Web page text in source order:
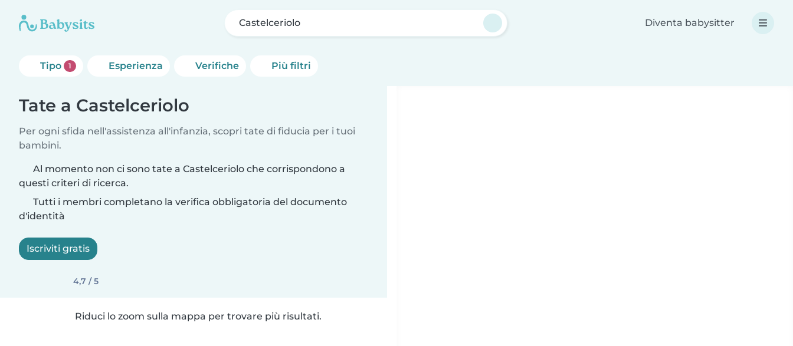
Castelceriolo Diventa babysitter
Tipo 1 Esperienza Verifiche Più filtri
Tate a Castelceriolo
Per ogni sfida nell'assistenza all'infanzia, scopri tate di fiducia per i tuoi
bambini.
Al momento non ci sono tate a Castelceriolo che corrispondono a
questi criteri di ricerca.
Tutti i membri completano la verifica obbligatoria del documento
d'identità
Iscriviti gratis
4,7 / 5
Riduci lo zoom sulla mappa per trovare più risultati.